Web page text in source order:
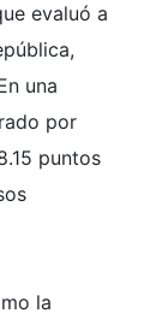
evaluó a
una
por
puntos
la